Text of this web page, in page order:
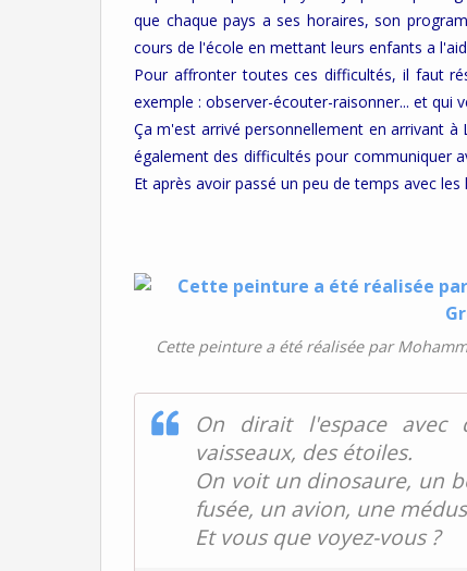
que chaque pays a ses horaires, son
cours de l'école en mettant leurs enfants a
Pour affronter toutes ces difficultés, il faut
exemple : observer-écouter-raisonner... et qui
Ça m'est arrivé personnellement en arrivant
également des difficultés pour communiquer
Et après avoir passé un peu de temps avec
Cette peinture a été réalisée par
On dirait l'espace avec
vaisseaux, des étoiles.
On voit un dinosaure, un
fusée, un avion, une
Et vous que voyez-vous ?